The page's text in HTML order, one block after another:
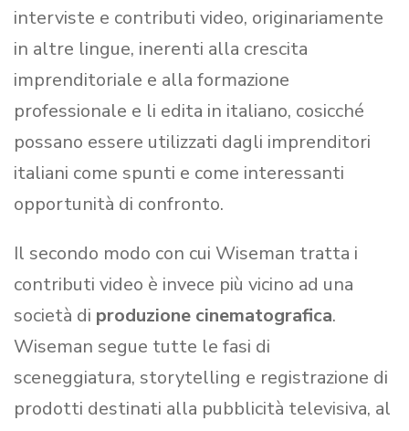
interviste e contributi video, originariamente
in altre lingue, inerenti alla crescita
imprenditoriale e alla formazione
professionale e li edita in italiano, cosicché
possano essere utilizzati dagli imprenditori
italiani come spunti e come interessanti
opportunità di confronto.
Il secondo modo con cui Wiseman tratta i
contributi video è invece più vicino ad una
società di produzione cinematografica.
Wiseman segue tutte le fasi di
sceneggiatura, storytelling e registrazione di
prodotti destinati alla pubblicità televisiva, al